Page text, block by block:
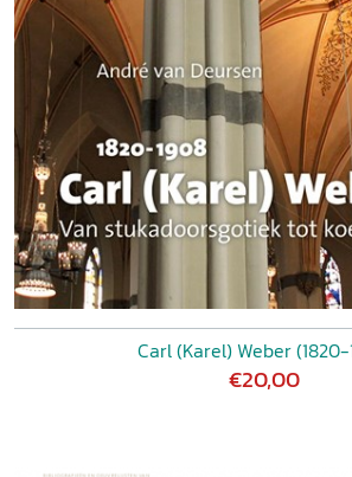
Carl (Karel) Weber
€20,00